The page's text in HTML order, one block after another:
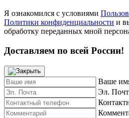
Я ознакомился с условиями
Политики конфиденциальности и
обработку переданных мной
Доставляем по всей России!
Ваше
Эл.